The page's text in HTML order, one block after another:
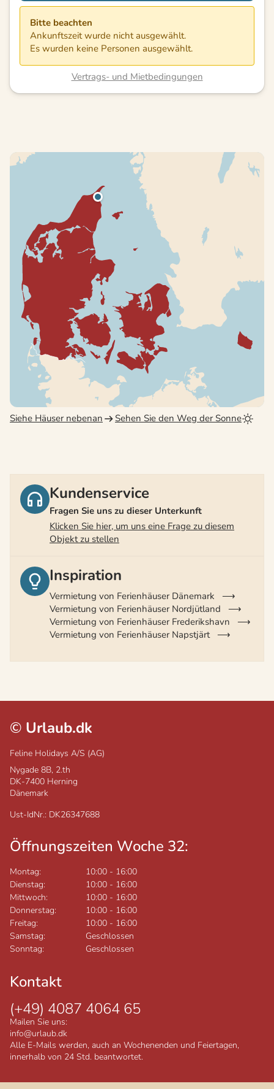
Bitte beachten
Ankunftszeit wurde nicht ausgewählt.
Es wurden keine Personen ausgewählt.
Vertrags- und Mietbedingungen
Siehe Häuser nebenan Sehen Sie den Weg der Sonne
Kundenservice
Fragen Sie uns zu dieser Unterkunft
Klicken Sie hier, um uns eine Frage zu diesem
Objekt zu stellen
Inspiration
Vermietung von Ferienhäuser Dänemark
Vermietung von Ferienhäuser Nordjütland
Vermietung von Ferienhäuser Frederikshavn
Vermietung von Ferienhäuser Napstjärt
© Urlaub.dk
Feline Holidays A/S (AG)
Nygade 8B, 2.th
DK-7400 Herning
Dänemark
Ust-IdNr.: DK26347688
Öffnungszeiten Woche 32:
Montag: 10:00 - 16:00
Dienstag:
10:00 - 16:00
Mittwoch:
10:00 - 16:00
Donnerstag:
10:00 - 16:00
Freitag:
10:00 - 16:00
Samstag:
Geschlossen
Sonntag:
Geschlossen
Kontakt
(+49) 4087 4064 65
Mailen Sie uns:
info@urlaub.dk
Alle E-Mails werden, auch an Wochenenden und Feiertagen,
innerhalb von 24 Std. beantwortet.